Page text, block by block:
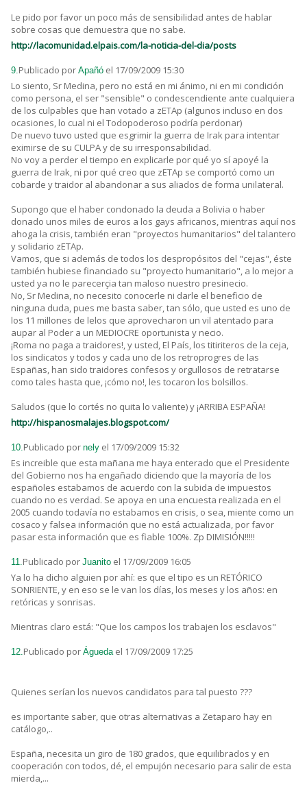
Le pido por favor un poco más de sensibilidad antes de hablar
sobre cosas que demuestra que no sabe.
http://lacomunidad.elpais.com/la-noticia-del-dia/posts
9.Publicado por Apañó el 17/09/2009 15:30
Lo siento, Sr Medina, pero no está en mi ánimo, ni en mi condición
como persona, el ser "sensible" o condescendiente ante cualquiera
de los culpables que han votado a zETAp (algunos incluso en dos
ocasiones, lo cual ni el Todopoderoso podría perdonar)
De nuevo tuvo usted que esgrimir la guerra de Irak para intentar
eximirse de su CULPA y de su irresponsabilidad.
No voy a perder el tiempo en explicarle por qué yo sí apoyé la
guerra de Irak, ni por qué creo que zETAp se comportó como un
cobarde y traidor al abandonar a sus aliados de forma unilateral.
Supongo que el haber condonado la deuda a Bolivia o haber
donado unos miles de euros a los gays africanos, mientras aquí nos
ahoga la crisis, también eran "proyectos humanitarios" del talantero
y solidario zETAp.
Vamos, que si además de todos los despropósitos del "cejas", éste
también hubiese financiado su "proyecto humanitario", a lo mejor a
usted ya no le parecerçia tan maloso nuestro presinecio.
No, Sr Medina, no necesito conocerle ni darle el beneficio de
ninguna duda, pues me basta saber, tan sólo, que usted es uno de
los 11 millones de lelos que aprovecharon un vil atentado para
aupar al Poder a un MEDIOCRE oportunista y necio.
¡Roma no paga a traidores!, y usted, El País, los titiriteros de la ceja,
los sindicatos y todos y cada uno de los retroprogres de las
Españas, han sido traidores confesos y orgullosos de retratarse
como tales hasta que, ¡cómo no!, les tocaron los bolsillos.
Saludos (que lo cortés no quita lo valiente) y ¡ARRIBA ESPAÑA!
http://hispanosmalajes.blogspot.com/
10.Publicado por nely el 17/09/2009 15:32
Es increible que esta mañana me haya enterado que el Presidente
del Gobierno nos ha engañado diciendo que la mayoría de los
españoles estabamos de acuerdo con la subida de impuestos
cuando no es verdad. Se apoya en una encuesta realizada en el
2005 cuando todavía no estabamos en crisis, o sea, miente como un
cosaco y falsea información que no está actualizada, por favor
pasar esta información que es fiable 100%. Zp DIMISIÓN!!!!!
11.Publicado por Juanito el 17/09/2009 16:05
Ya lo ha dicho alguien por ahí: es que el tipo es un RETÓRICO
SONRIENTE, y en eso se le van los días, los meses y los años: en
retóricas y sonrisas.
Mientras claro está: "Que los campos los trabajen los esclavos"
12.Publicado por Águeda el 17/09/2009 17:25
Quienes serían los nuevos candidatos para tal puesto ???
es importante saber, que otras alternativas a Zetaparo hay en
catálogo,..
España, necesita un giro de 180 grados, que equilibrados y en
cooperación con todos, dé, el empujón necesario para salir de esta
mierda,...